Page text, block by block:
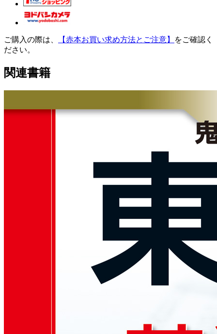
ご購入の際は、 【赤本お買い求め方法とご注意】
をご確認く
ださい。
関連書籍